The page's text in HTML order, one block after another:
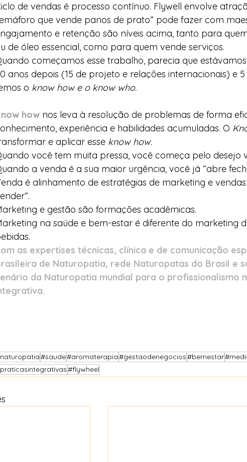
de vendas é processo contínuo. Flywell envolve
que vende panos de prato” pode fazer com
e retenção são níveis acima, tanto para
de óleo essencial, como para quem vende serviços.
começamos esse trabalho, parecia que
anos depois (15 de projeto e relações internacionais) e
o know how e o know who.
how nos leva à resolução de problemas de forma
experiência e habilidades acumuladas. O
e aplicar esse know how.
você tem muita pressa, você começa pelo desejo
a venda é a sua maior urgência, você já “abre
é alinhamento de estratégias de marketing e
e gestão são formações acadêmicas.
na saúde e bem-estar é diferente do marketing
as expertises técnicas, clínica e de comunicação
de Naturopatia, rede Naturopatas do Brasil e
da Naturopatia mundial para o profissionalismo
#saude#aromaterapia#gestaodenegocios#bemestar
#flywheel